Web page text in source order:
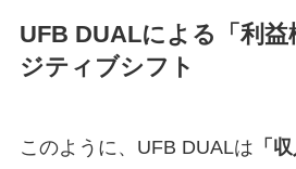
UFB DUALによる「利益
ジティブシフト
このように、UFB DUALは 「